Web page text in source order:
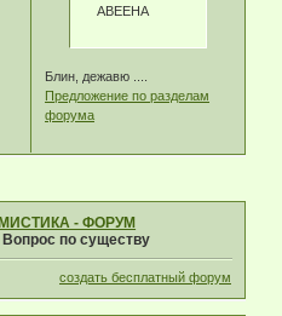
ABEEHA
Блин, дежавю ....
Предложение по разделам
форума
- ФОРУМ
Вопрос по существу
создать бесплатный форум